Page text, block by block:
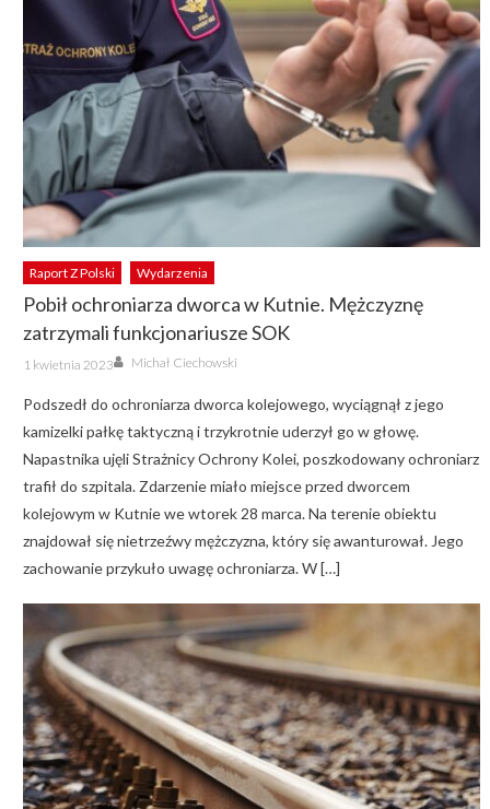
Raport Z Polski Wydarzenia
Pobił ochroniarza dworca w Kutnie. Mężczyznę
zatrzymali funkcjonariusze SOK
Posted
on
1 kwietnia 2023 Author
Michał Ciechowski
Podszedł do ochroniarza dworca kolejowego, wyciągnął z jego
kamizelki pałkę taktyczną i trzykrotnie uderzył go w głowę.
Napastnika ujęli Strażnicy Ochrony Kolei, poszkodowany ochroniarz
trafił do szpitala. Zdarzenie miało miejsce przed dworcem
kolejowym w Kutnie we wtorek 28 marca. Na terenie obiektu
znajdował się nietrzeźwy mężczyzna, który się awanturował. Jego
zachowanie przykuło uwagę ochroniarza. W […]